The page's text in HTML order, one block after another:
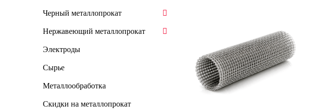
Черный металлопрокат
Нержавеющий металлопрокат
Электроды
Сырье
Металлообработка
Скидки на металлопрокат